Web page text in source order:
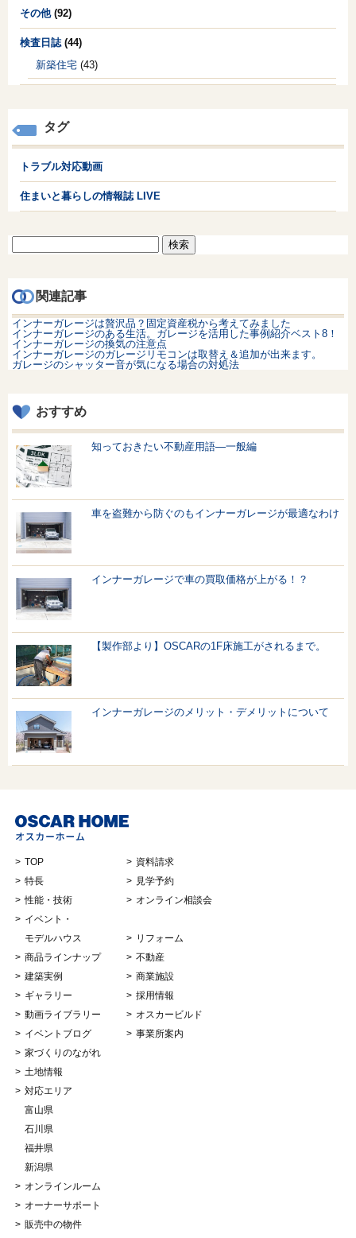
その他(92)
検査日誌 (44)
新築住宅 (43)
タグ
トラブル対応動画
住まいと暮らしの情報誌 LIVE
関連記事
インナーガレージは贅沢品？固定資産税から考えてみました
インナーガレージのある生活。ガレージを活用した事例紹介ベスト8！
インナーガレージの換気の注意点
インナーガレージのガレージリモコンは取替え＆追加が出来ます。
ガレージのシャッター音が気になる場合の対処法
おすすめ
知っておきたい不動産用語—一般編
車を盗難から防ぐのもインナーガレージが最適なわけ
インナーガレージで車の買取価格が上がる！？
【製作部より】OSCARの1F床施工がされるまで。
インナーガレージのメリット・デメリットについて
TOP
特長
性能・技術
イベント・
モデルハウス
商品ラインナップ
建築実例
ギャラリー
動画ライブラリー
イベントブログ
家づくりのながれ
土地情報
対応エリア
富山県
石川県
福井県
新潟県
オンラインルーム
オーナーサポート
販売中の物件
資料請求
見学予約
オンライン相談会
リフォーム
不動産
商業施設
採用情報
オスカービルド
事業所案内